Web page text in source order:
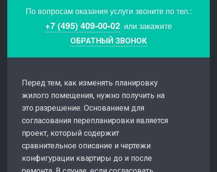
По вопросам оказания услуги звоните по тел.:
+7 (495) 409-00-02 или закажите
ОБРАТНЫЙ ЗВОНОК
Перед тем, как изменять планировку
жилого помещения, нужно получить на
это разрешение. Основанием для
согласования перепланировки является
проект, который содержит
сравнительное описание и чертежи
конфигурации квартиры до и после